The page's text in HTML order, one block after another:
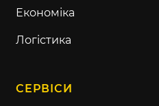
Економіка
Логістика
СЕРВІСИ